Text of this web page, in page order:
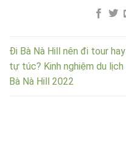
Đi Bà Nà Hill nên đi tour hay
tự túc? Kinh nghiệm du lịch
Bà Nà Hill 2022